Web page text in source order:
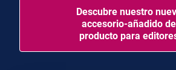
Descubre nuestro
accesorio-añadido de
producto para